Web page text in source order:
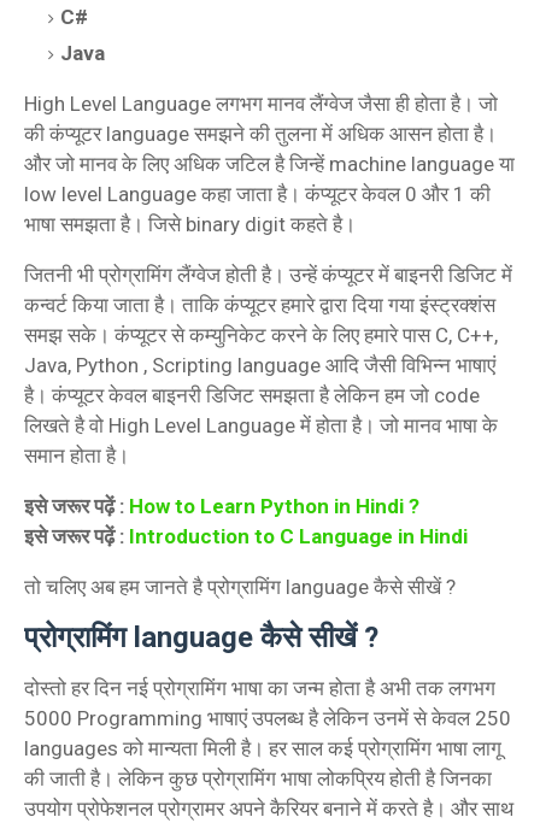
C#
Java
High Level Language लगभग मानव लैंग्वेज जैसा ही होता है। जो
की कंप्यूटर language समझने की तुलना में अधिक आसन होता है।
और जो मानव के लिए अधिक जटिल है जिन्हें machine language या
low level Language कहा जाता है। कंप्यूटर केवल 0 और 1 की
भाषा समझता है। जिसे binary digit कहते है।
जितनी भी प्रोग्रामिंग लैंग्वेज होती है। उन्हें कंप्यूटर में बाइनरी डिजिट में
कन्वर्ट किया जाता है। ताकि कंप्यूटर हमारे द्वारा दिया गया इंस्ट्रक्शंस
समझ सके। कंप्यूटर से कम्युनिकेट करने के लिए हमारे पास C, C++,
Java, Python , Scripting language आदि जैसी विभिन्न भाषाएं
है। कंप्यूटर केवल बाइनरी डिजिट समझता है लेकिन हम जो code
लिखते है वो High Level Language में होता है। जो मानव भाषा के
समान होता है।
इसे जरूर पढ़ें : How to Learn Python in Hindi ?
इसे जरूर पढ़ें : Introduction to C Language in Hindi
तो चलिए अब हम जानते है प्रोग्रामिंग language कैसे सीखें ?
प्रोग्रामिंग language कैसे सीखें ?
दोस्तो हर दिन नई प्रोग्रामिंग भाषा का जन्म होता है अभी तक लगभग
5000 Programming भाषाएं उपलब्ध है लेकिन उनमें से केवल 250
languages को मान्यता मिली है। हर साल कई प्रोग्रामिंग भाषा लागू
की जाती है। लेकिन कुछ प्रोग्रामिंग भाषा लोकप्रिय होती है जिनका
उपयोग प्रोफेशनल प्रोग्रामर अपने कैरियर बनाने में करते है। और साथ